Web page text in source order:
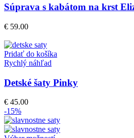
Súprava s kabátom na krst
€ 59.00
Pridať do košíka
Rychlý náhľad
Detské šaty Pinky
€ 45.00
-15%